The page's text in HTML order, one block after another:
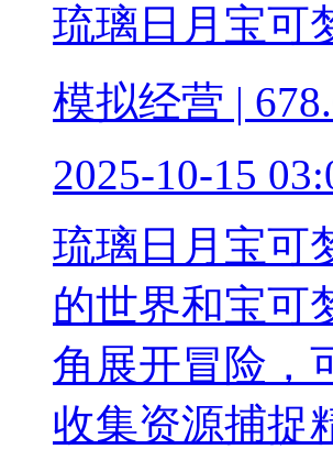
琉璃日月宝可
模拟经营 |
2025-10-15
琉璃日月宝可
的世界和宝可
角展开冒险，
收集资源捕捉